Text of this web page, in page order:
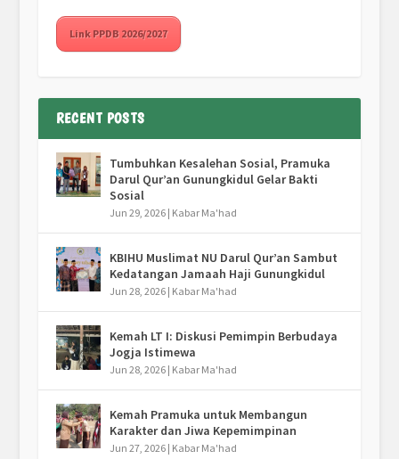
Link PPDB 2026/2027
RECENT POSTS
Tumbuhkan Kesalehan Sosial, Pramuka
Darul Qur’an Gunungkidul Gelar Bakti
Sosial
Jun 29, 2026| Kabar Ma'had
KBIHU Muslimat NU Darul Qur’an Sambut
Kedatangan Jamaah Haji Gunungkidul
Jun 28, 2026| Kabar Ma'had
Kemah LT I: Diskusi Pemimpin Berbudaya
Jogja Istimewa
Jun 28, 2026| Kabar Ma'had
Kemah Pramuka untuk Membangun
Karakter dan Jiwa Kepemimpinan
Jun 27, 2026| Kabar Ma'had